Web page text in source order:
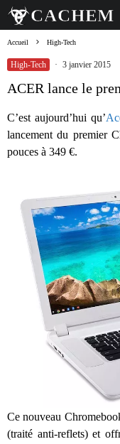
Accueil High-Tech
High-Tech · 3 janvier 2015
ACER lance le
C’est aujourd’hui qu’
lancement du premier
pouces à 349 €.
Ce nouveau
(traité anti-reflets) et